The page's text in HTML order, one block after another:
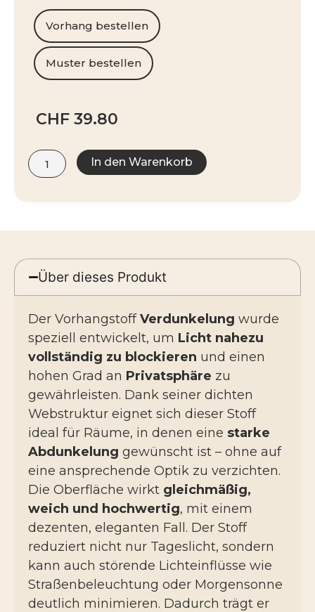
Vorhang bestellen
Muster bestellen
CHF 39.80
In den Warenkorb
Über dieses Produkt
Der VorhangstoffVerdunkelung wurde
speziell entwickelt, um Licht nahezu
vollständig zu blockieren und einen
hohen Grad an Privatsphäre zu
gewährleisten. Dank seiner dichten
Webstruktur eignet sich dieser Stoff
ideal für Räume, in denen eine starke
Abdunkelung gewünscht ist – ohne auf
eine ansprechende Optik zu verzichten.
Die Oberfläche wirkt gleichmäßig,
weich und hochwertig, mit einem
dezenten, eleganten Fall. Der Stoff
reduziert nicht nur Tageslicht, sondern
kann auch störende Lichteinflüsse wie
Straßenbeleuchtung oder Morgensonne
deutlich minimieren. Dadurch trägt er